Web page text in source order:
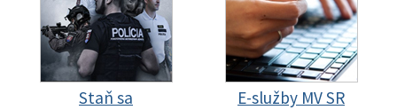
Staň sa
E-služby MV SR